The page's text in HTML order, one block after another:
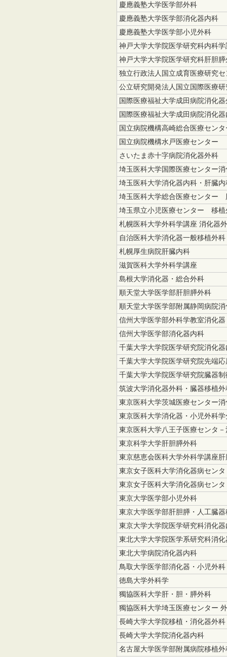
慶應義塾大学医学部外科
慶應義塾大学医学部消化器内科
慶應義塾大学医学部小児外科
神戸大学大学院医学研究科内科
神戸大学大学院医学研究科肝胆
独立行政法人国立成育医療研究
公立研究開発法人国立国際医療
国際医療福祉大学成田病院消化
国際医療福祉大学成田病院消化
国立病院機構高崎総合医療セン
国立病院機構水戸医療センター
さいたま赤十字病院消化器外科
埼玉医科大学国際医療センター
埼玉医科大学消化器内科・肝臓内
埼玉医科大学総合医療センター
埼玉県立小児医療センター 移植
札幌医科大学外科学講座 消化器
自治医科大学消化器一般移植外科
札幌厚生病院肝臓内科
滋賀医科大学外科学講座
島根大学消化器・総合外科
順天堂大学医学部肝胆膵外科
順天堂大学医学部附属静岡病院
信州大学医学部外科学教室消化
信州大学医学部消化器内科
千葉大学大学院医学研究院消化
千葉大学大学院医学研究院先端
千葉大学大学院医学研究院臓器
筑波大学消化器外科・臓器移植外
東京医科大学茨城医療センター
東京医科大学消化器・小児外科学
東京医科大学八王子医療センタ
東京科学大学肝胆膵外科
東京慈恵会医科大学外科学講座
東京女子医科大学消化器病セン
東京女子医科大学消化器病セン
東京大学医学部小児外科
東京大学医学部肝胆膵・人工臓
東京大学大学院医学研究科消化
東北大学大学院医学系研究科消
東北大学病院消化器内科
鳥取大学医学部消化器・小児外科
徳島大学外科学
獨協医科大学肝・胆・膵外科
獨協医科大学埼玉医療センター
長崎大学大学院移植・消化器外科
長崎大学大学院消化器内科
名古屋大学医学部附属病院移植外